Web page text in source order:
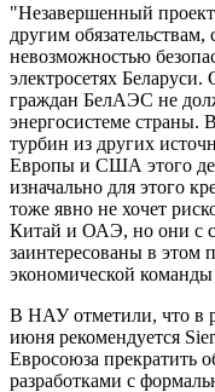
"Незавершенный
другим
невозможностью
электросетях Беларуси.
граждан БелАЭС не
энергосистеме страны.
турбин из других
Европы и США этого
изначально для этого
тоже явно не хочет
Китай и ОАЭ, но они с
заинтересованы в этом
экономической
В НАУ отметили, что в
июня рекомендуется
Евросоюза прекратить
разработками с